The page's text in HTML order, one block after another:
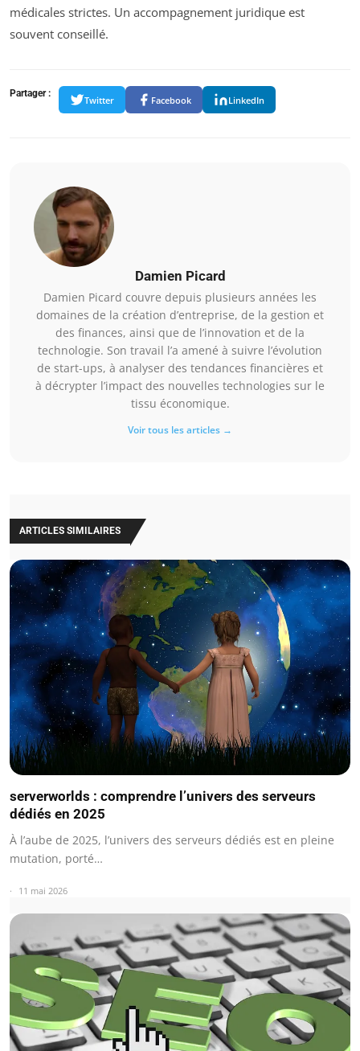
médicales strictes. Un accompagnement juridique est
souvent conseillé.
Partager :
Twitter Facebook LinkedIn
Damien Picard
Damien Picard couvre depuis plusieurs années les
domaines de la création d’entreprise, de la gestion et
des finances, ainsi que de l’innovation et de la
technologie. Son travail l’a amené à suivre l’évolution
de start-ups, à analyser des tendances financières et
à décrypter l’impact des nouvelles technologies sur le
tissu économique.
Voir tous les articles →
ARTICLES SIMILAIRES
serverworlds : comprendre l’univers des serveurs
dédiés en 2025
À l’aube de 2025, l’univers des serveurs dédiés est en pleine
mutation, porté…
11 mai 2026